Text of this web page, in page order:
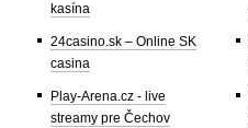
kasína
24casino.sk – Online SK
casina
Play-Arena.cz - live
streamy pre Čechov